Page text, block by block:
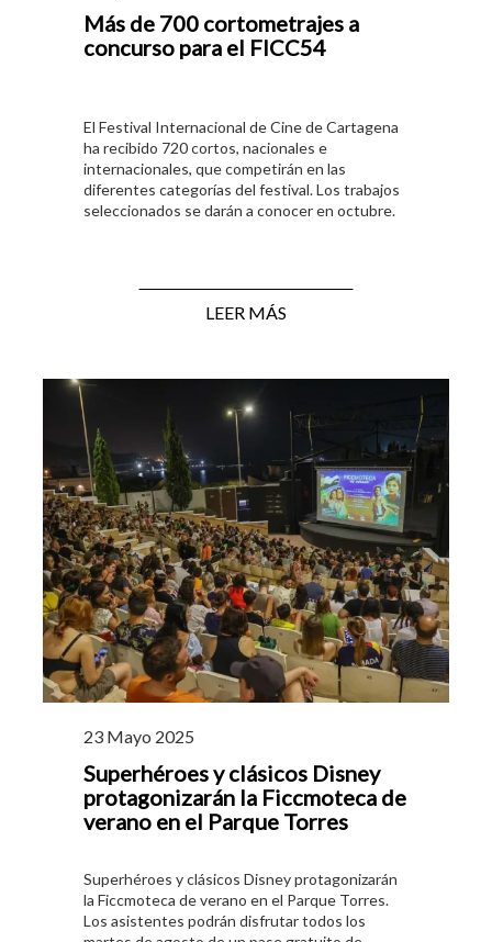
Más de 700 cortometrajes a
concurso para el FICC54
El Festival Internacional de Cine de Cartagena
ha recibido 720 cortos, nacionales e
internacionales, que competirán en las
diferentes categorías del festival. Los trabajos
seleccionados se darán a conocer en octubre.
LEER MÁS
23 Mayo 2025
Superhéroes y clásicos Disney
protagonizarán la Ficcmoteca de
verano en el Parque Torres
Superhéroes y clásicos Disney protagonizarán
la Ficcmoteca de verano en el Parque Torres.
Los asistentes podrán disfrutar todos los